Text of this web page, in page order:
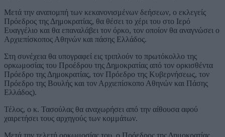
Μετά την αναπομπή των κεκανονισμένων δεήσεων, ο εκλεγείς
Πρόεδρος της Δημοκρατίας, θα θέσει το χέρι του στο Ιερό
Ευαγγέλιο και θα επαναλάβει τον όρκο, τον οποίον θα αναγνώσει ο
Αρχιεπίσκοπος Αθηνών και πάσης Ελλάδος.
Στη συνέχεια θα υπογραφεί εις τριπλούν το πρωτόκολλο της
ορκωμοσίας του Προέδρου της Δημοκρατίας από τον ορκισθέντα
Πρόεδρο της Δημοκρατίας, τον Πρόεδρο της Κυβερνήσεως, τον
Πρόεδρο της Βουλής και τον Αρχιεπίσκοπο Αθηνών και Πάσης
Ελλάδος).
Τέλος, ο κ. Τασούλας θα αναχωρήσει από την αίθουσα αφού
χαιρετήσει τους αρχηγούς των κομμάτων.
Μετά την τελετή ορκωμοσίας του, ο Πρόεδρος της Δημοκρατίας